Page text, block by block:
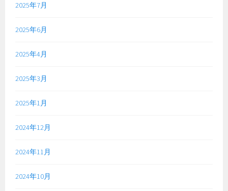
2025年7月
2025年6月
2025年4月
2025年3月
2025年1月
2024年12月
2024年11月
2024年10月